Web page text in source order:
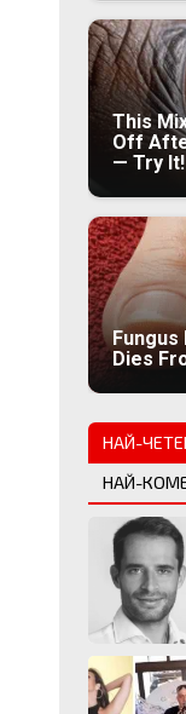
This
Off
— Try It!
Fungus
Dies
НАЙ-
НАЙ-